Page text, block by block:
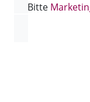
Bitte